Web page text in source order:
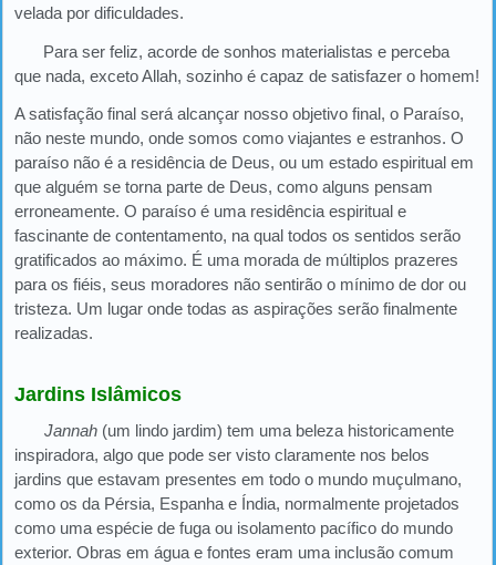
velada por dificuldades.
Para ser feliz, acorde de sonhos materialistas e perceba
que nada, exceto Allah, sozinho é capaz de satisfazer o homem!
A satisfação final será alcançar nosso objetivo final, o Paraíso,
não neste mundo, onde somos como viajantes e estranhos. O
paraíso não é a residência de Deus, ou um estado espiritual em
que alguém se torna parte de Deus, como alguns pensam
erroneamente. O paraíso é uma residência espiritual e
fascinante de contentamento, na qual todos os sentidos serão
gratificados ao máximo. É uma morada de múltiplos prazeres
para os fiéis, seus moradores não sentirão o mínimo de dor ou
tristeza. Um lugar onde todas as aspirações serão finalmente
realizadas.
Jardins Islâmicos
Jannah(um lindo jardim) tem uma beleza historicamente
inspiradora, algo que pode ser visto claramente nos belos
jardins que estavam presentes em todo o mundo muçulmano,
como os da Pérsia, Espanha e Índia, normalmente projetados
como uma espécie de fuga ou isolamento pacífico do mundo
exterior. Obras em água e fontes eram uma inclusão comum